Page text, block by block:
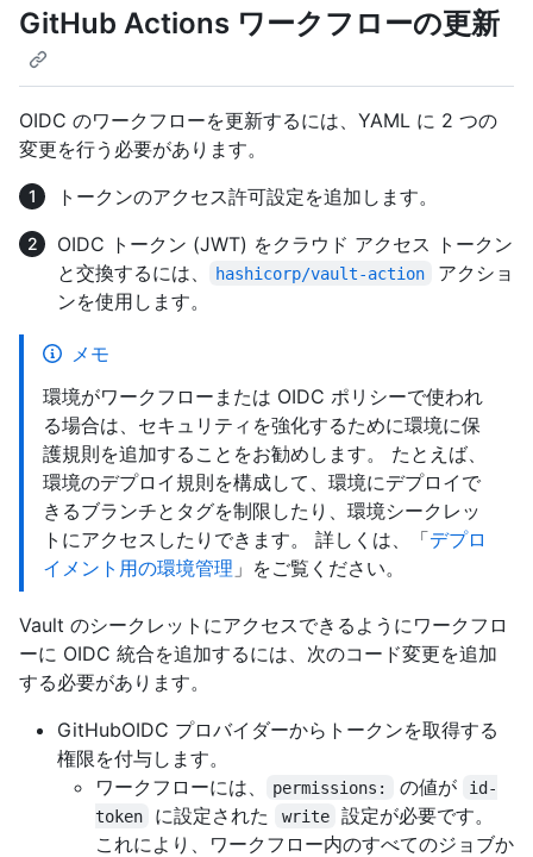
GitHub Actions ワークフローの更新
OIDC のワークフローを更新するには、YAML に 2 つの
変更を行う必要があります。
トークンのアクセス許可設定を追加します。
OIDC トークン (JWT) をクラウド アクセス トークン
と交換するには、
hashicorp/vault-action
アクショ
ンを使用します。
メモ
環境がワークフローまたは OIDC ポリシーで使われ
る場合は、セキュリティを強化するために環境に保
護規則を追加することをお勧めします。 たとえば、
環境のデプロイ規則を構成して、環境にデプロイで
きるブランチとタグを制限したり、環境シークレッ
トにアクセスしたりできます。 詳しくは、「デプロ
イメント用の環境管理 」をご覧ください。
Vault のシークレットにアクセスできるようにワークフロ
ーに OIDC 統合を追加するには、次のコード変更を追加
する必要があります。
GitHubOIDC プロバイダーからトークンを取得する
権限を付与します。
ワークフローには、
permissions: の値が
id-
token
に設定された write
設定が必要です。
これにより、ワークフロー内のすべてのジョブか